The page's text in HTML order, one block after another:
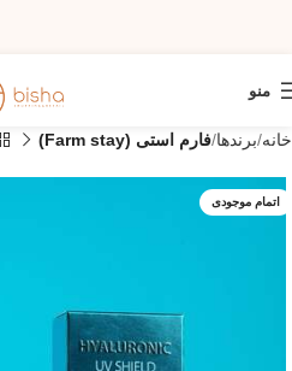
منو
خانه برندها فارم استی (Farm stay)
اتمام موجودی